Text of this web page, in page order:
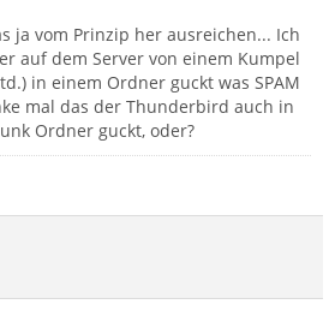
ja vom Prinzip her ausreichen... Ich
auf dem Server von einem Kumpel
in einem Ordner guckt was SPAM
mal das der Thunderbird auch in
Ordner guckt, oder?